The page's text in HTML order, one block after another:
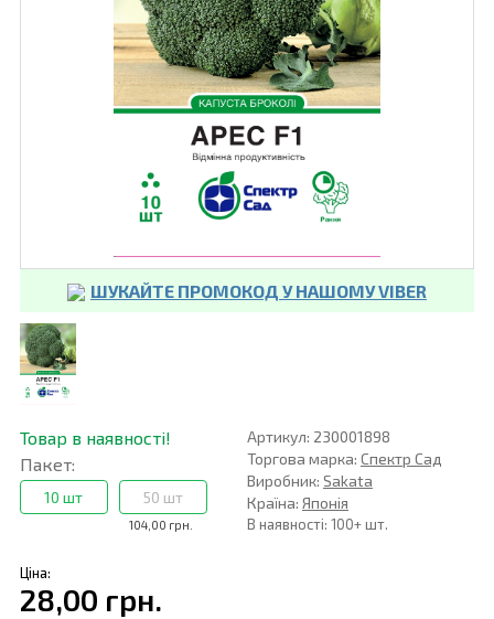
ШУКАЙТЕ ПРОМОКОД У НАШОМУ VIBER
Товар в наявності!
Пакет:
10 шт
104,00 грн.
50 шт
Артикул: 230001898
Торгова марка: Спектр Сад
Виробник: Sakata
Країна: Японія
В наявності: 100+ шт.
Ціна:
28,00 грн.